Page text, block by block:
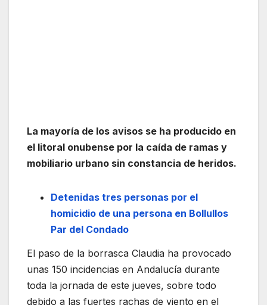
La mayoría de los avisos se ha producido en
el litoral onubense por la caída de ramas y
mobiliario urbano sin constancia de heridos.
Detenidas tres personas por el
homicidio de una persona en Bollullos
Par del Condado
El paso de la borrasca Claudia ha provocado
unas 150 incidencias en Andalucía durante
toda la jornada de este jueves, sobre todo
debido a las fuertes rachas de viento en el